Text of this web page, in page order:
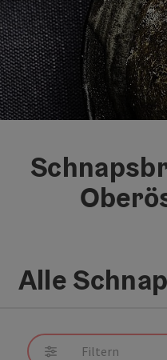
Alle
Filtern